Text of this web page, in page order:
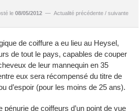
le 08/05/2012 — Actualité précédente / suivante
de coiffure a eu lieu au Heysel,
de tout le pays, capables de couper
de leur mannequin en 35
eux sera récompensé du titre de
d’espoir (pour les moins de 25 ans).
pénurie de coiffeurs d’un point de vue